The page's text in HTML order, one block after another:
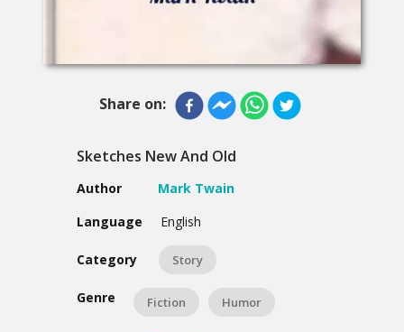
Share on:
Sketches New And Old
Author
Mark Twain
Language
English
Category Story
Genre Fiction Humor